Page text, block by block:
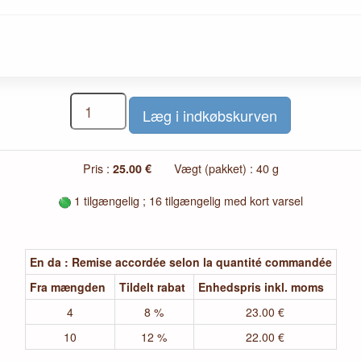
Pris : 25.00 €
Vægt (pakket) : 40 g
1 tilgængelig ; 16 tilgængelig med kort varsel
En da : Remise accordée selon la quantité commandée
Fra mængden
Tildelt rabat
Enhedspris inkl. moms
4
8 %
23.00 €
10
12 % 22.00 €